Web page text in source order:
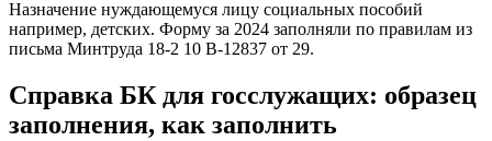
Назначение нуждающемуся лицу социальных пособий
например, детских. Форму за 2024 заполняли по правилам из
письма Минтруда 18-2 10 В-12837 от 29.
Справка БК для госслужащих: образец
заполнения, как заполнить